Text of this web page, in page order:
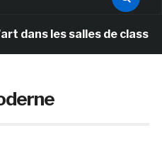
salles de classe des